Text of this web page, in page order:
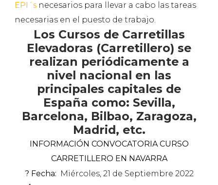
EPI´s necesarios para llevar a cabo las tareas
necesarias en el puesto de trabajo.
Los Cursos de Carretillas
Elevadoras (Carretillero) se
realizan periódicamente a
nivel nacional en las
principales capitales de
España como: Sevilla,
Barcelona, Bilbao, Zaragoza,
Madrid, etc.
INFORMACIÓN CONVOCATORIA CURSO
CARRETILLERO EN NAVARRA
? Fecha: Miércoles, 21 de Septiembre 2022